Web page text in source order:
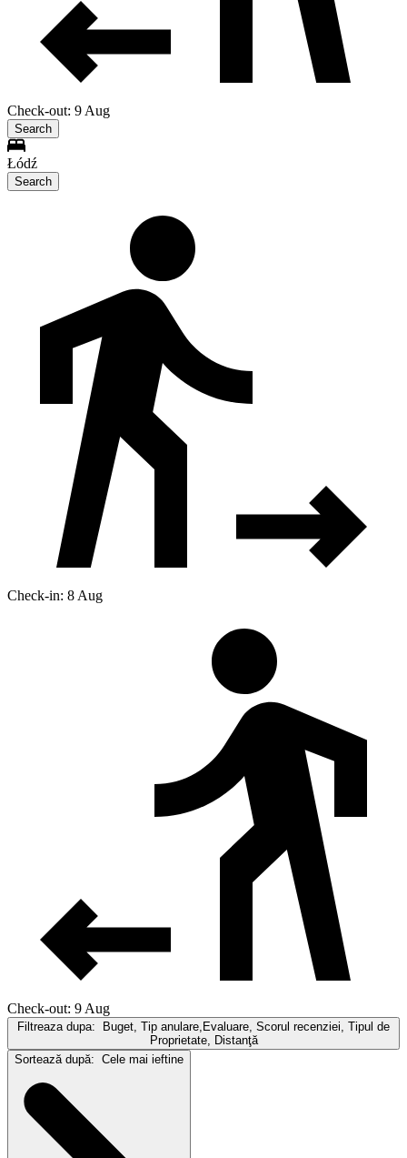
Check-out: 9 Aug
Search
Łódź
Search
Check-in: 8 Aug
Check-out: 9 Aug
Filtreaza dupa:
Buget, Tip anulare,Evaluare, Scorul recenziei, Tipul de
Proprietate, Distanţă
Sortează după: Cele mai ieftine